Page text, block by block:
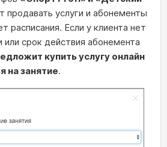
продавать услуги и абонементы
расписания. Если у клиента нет
срок действия абонемента
купить услугу онлайн
на занятие.